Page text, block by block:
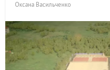
Оксана Васильченко